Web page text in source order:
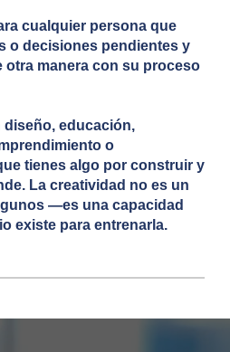
cualquier persona que
o decisiones pendientes y
otra manera con su proceso
diseño, educación,
o
tienes algo por construir y
La creatividad no es un
—es una capacidad
existe para entrenarla.